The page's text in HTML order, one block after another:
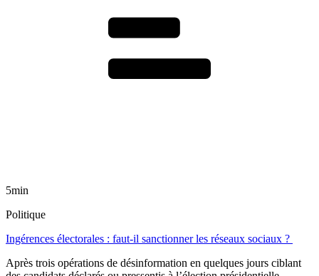
5min
Politique
Ingérences électorales : faut-il sanctionner les réseaux sociaux ?
Après trois opérations de désinformation en quelques jours ciblant